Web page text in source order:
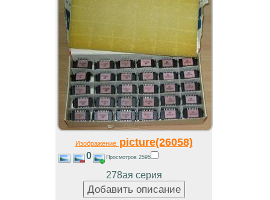
Изображениеpicture(26058)
0 Просмотров 2595
278ая серия